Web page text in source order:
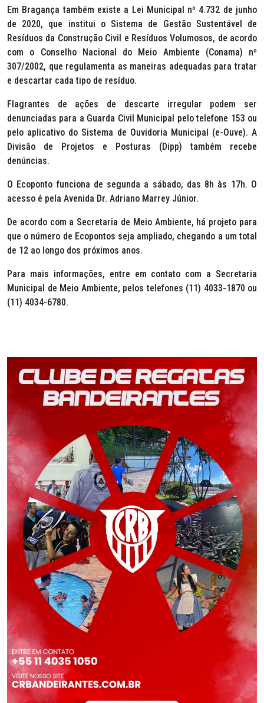
Em Bragança também existe a Lei Municipal nº 4.732 de junho
de 2020, que institui o Sistema de Gestão Sustentável de
Resíduos da Construção Civil e Resíduos Volumosos, de acordo
com o Conselho Nacional do Meio Ambiente (Conama) nº
307/2002, que regulamenta as maneiras adequadas para tratar
e descartar cada tipo de resíduo.
Flagrantes de ações de descarte irregular podem ser
denunciadas para a Guarda Civil Municipal pelo telefone 153 ou
pelo aplicativo do Sistema de Ouvidoria Municipal (e-Ouve). A
Divisão de Projetos e Posturas (Dipp) também recebe
denúncias.
O Ecoponto funciona de segunda a sábado, das 8h às 17h. O
acesso é pela Avenida Dr. Adriano Marrey Júnior.
De acordo com a Secretaria de Meio Ambiente, há projeto para
que o número de Ecopontos seja ampliado, chegando a um total
de 12 ao longo dos próximos anos.
Para mais informações, entre em contato com a Secretaria
Municipal de Meio Ambiente, pelos telefones (11) 4033-1870 ou
(11) 4034-6780.